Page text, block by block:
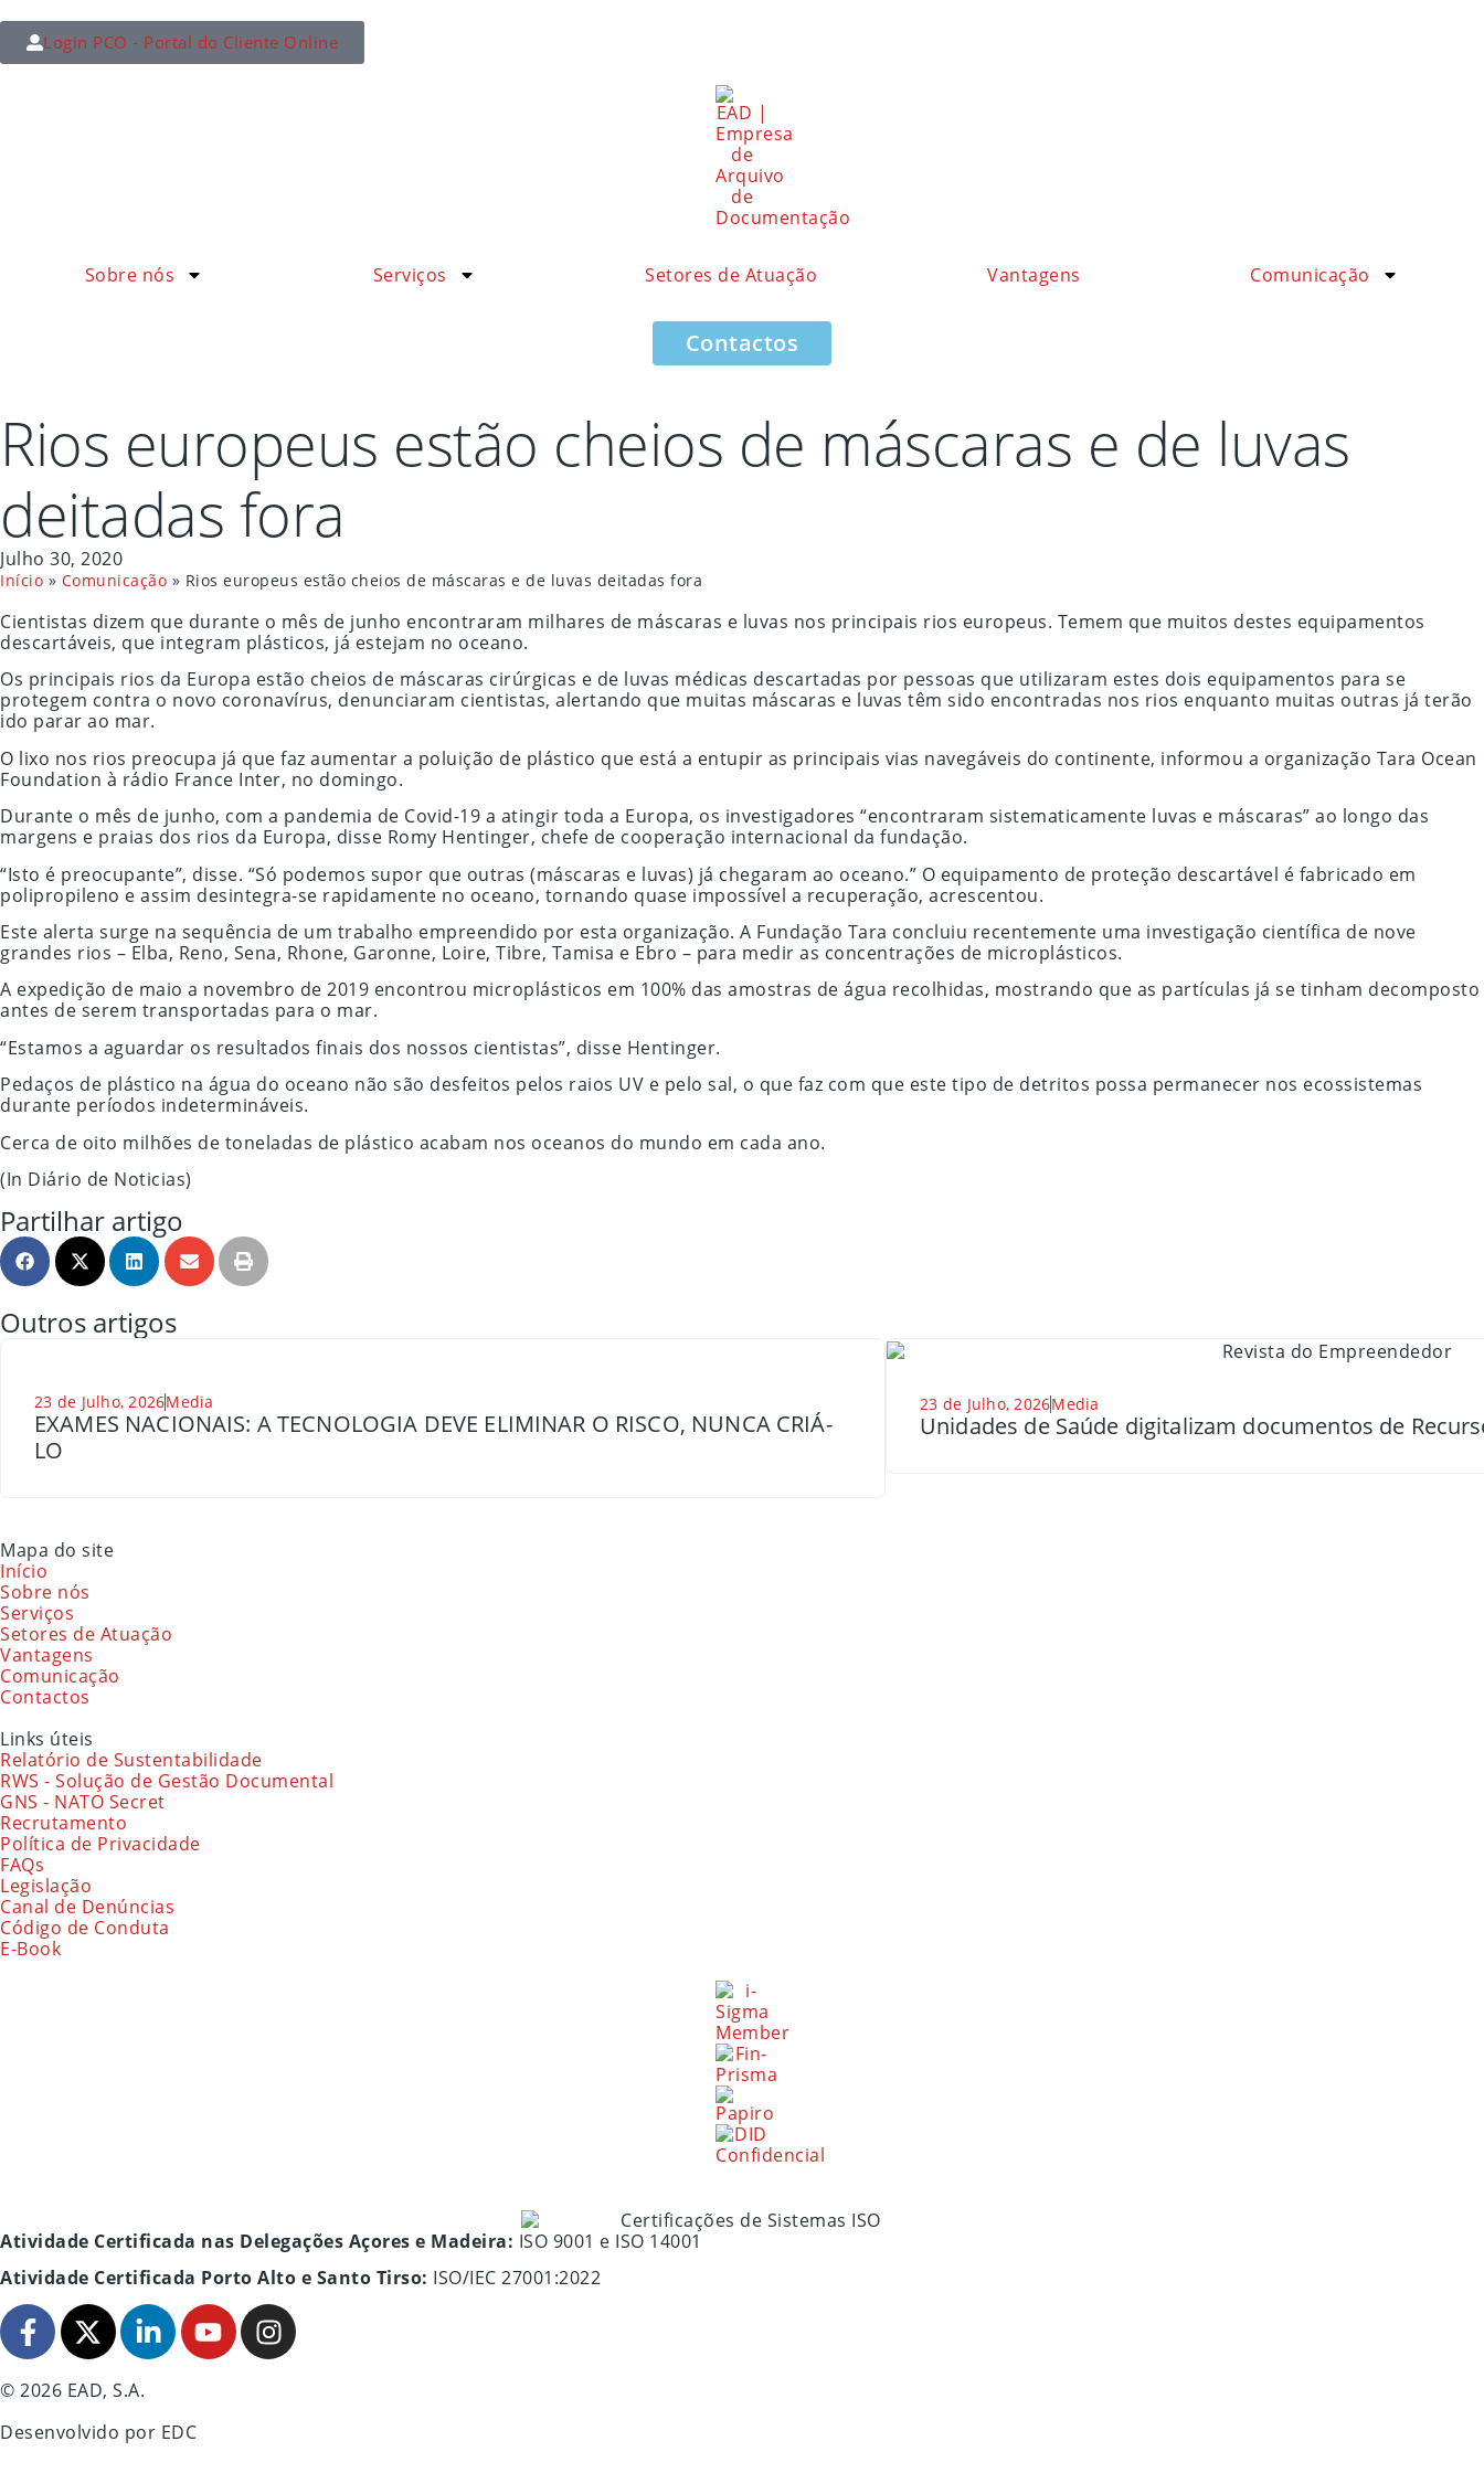
Login PCO - Portal do Cliente Online
Sobre nós Serviços Setores de Atuação Vantagens Comunicação
Contactos
Rios europeus estão cheios de máscaras e de luvas
deitadas fora
Julho 30, 2020
Início » Comunicação » Rios europeus estão cheios de máscaras e de luvas deitadas fora
Cientistas dizem que durante o mês de junho encontraram milhares de máscaras e luvas nos principais rios europeus. Temem que muitos destes equipamentos
descartáveis, que integram plásticos, já estejam no oceano.
Os principais rios da Europa estão cheios de máscaras cirúrgicas e de luvas médicas descartadas por pessoas que utilizaram estes dois equipamentos para se
protegem contra o novo coronavírus, denunciaram cientistas, alertando que muitas máscaras e luvas têm sido encontradas nos rios enquanto muitas outras já terão
ido parar ao mar.
O lixo nos rios preocupa já que faz aumentar a poluição de plástico que está a entupir as principais vias navegáveis do continente, informou a organização Tara Ocean
Foundation à rádio France Inter, no domingo.
Durante o mês de junho, com a pandemia de Covid-19 a atingir toda a Europa, os investigadores “encontraram sistematicamente luvas e máscaras” ao longo das
margens e praias dos rios da Europa, disse Romy Hentinger, chefe de cooperação internacional da fundação.
“Isto é preocupante”, disse. “Só podemos supor que outras (máscaras e luvas) já chegaram ao oceano.” O equipamento de proteção descartável é fabricado em
polipropileno e assim desintegra-se rapidamente no oceano, tornando quase impossível a recuperação, acrescentou.
Este alerta surge na sequência de um trabalho empreendido por esta organização. A Fundação Tara concluiu recentemente uma investigação científica de nove
grandes rios – Elba, Reno, Sena, Rhone, Garonne, Loire, Tibre, Tamisa e Ebro – para medir as concentrações de microplásticos.
A expedição de maio a novembro de 2019 encontrou microplásticos em 100% das amostras de água recolhidas, mostrando que as partículas já se tinham decomposto
antes de serem transportadas para o mar.
“Estamos a aguardar os resultados finais dos nossos cientistas”, disse Hentinger.
Pedaços de plástico na água do oceano não são desfeitos pelos raios UV e pelo sal, o que faz com que este tipo de detritos possa permanecer nos ecossistemas
durante períodos indetermináveis.
Cerca de oito milhões de toneladas de plástico acabam nos oceanos do mundo em cada ano.
(In Diário de Noticias)
Partilhar artigo
Outros artigos
23 de Julho, 2026Media
EXAMES NACIONAIS: A TECNOLOGIA DEVE ELIMINAR O RISCO, NUNCA CRIÁ-
LO
23 de Julho, 2026Media
Unidades de Saúde digitalizam documentos de
Mapa do site
Início
Sobre nós
Serviços
Setores de Atuação
Vantagens
Comunicação
Contactos
Links úteis
Relatório de Sustentabilidade
RWS - Solução de Gestão Documental
GNS - NATO Secret
Recrutamento
Política de Privacidade
FAQs
Legislação
Canal de Denúncias
Código de Conduta
E-Book
Atividade Certificada nas Delegações Açores e Madeira: ISO 9001 e ISO 14001
Atividade Certificada Porto Alto e Santo Tirso: ISO/IEC 27001:2022
© 2026 EAD, S.A.
Desenvolvido por EDC